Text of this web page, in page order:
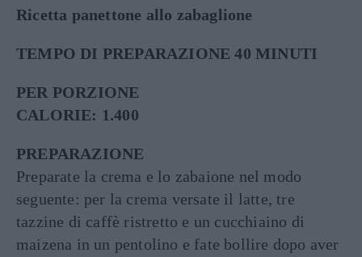
Ricetta panettone allo zabaglione
TEMPO DI PREPARAZIONE 40 MINUTI
PER PORZIONE
CALORIE: 1.400
PREPARAZIONE
Preparate la crema e lo zabaione nel modo
seguente: per la crema versate il latte, tre
tazzine di caffè ristretto e un cucchiaino di
maizena in un pentolino e fate bollire dopo aver